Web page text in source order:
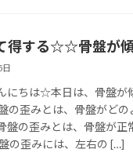
得する☆☆骨盤が
にちは☆本日は、骨盤が
の歪みとは、骨盤がど
盤の歪みとは、骨盤が
の歪みには、左右の […]